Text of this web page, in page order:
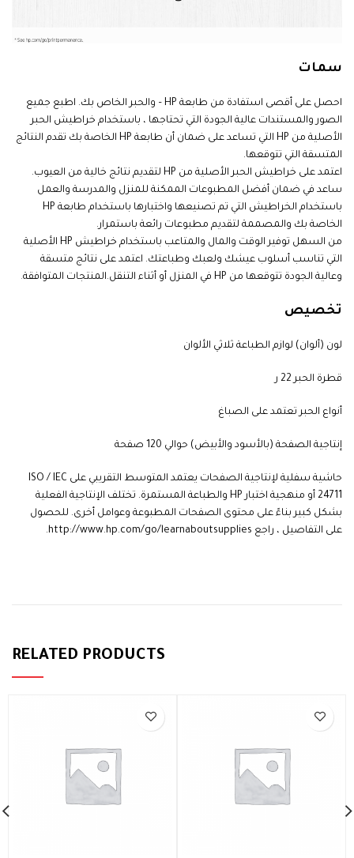
سمات
احصل على أقصى استفادة من طابعة HP – والحبر الخاص بك. اطبع جميع
الصور والمستندات عالية الجودة التي تحتاجها ، باستخدام خراطيش الحبر
الأصلية من HP التي تساعد على ضمان أن طابعة HP الخاصة بك تقدم النتائج
المتسقة التي تتوقعها.
اعتمد على خراطيش الحبر الأصلية من HP لتقديم نتائج خالية من العيوب.
ساعد في ضمان أفضل المطبوعات الممكنة للمنزل والمدرسة والعمل
باستخدام الخراطيش التي تم تصنيعها واختبارها باستخدام طابعة HP
الخاصة بك والمصممة لتقديم مطبوعات رائعة باستمرار.
من السهل توفير الوقت والمال والمتاعب باستخدام خراطيش HP الأصلية
التي تناسب أسلوب عيشك ولعبك وطباعتك. اعتمد على نتائج متسقة
وعالية الجودة تتوقعها من HP في المنزل أو أثناء التنقل.المنتجات المتوافقة
.
تخصيص
لون (ألوان) لوازم الطباعة ثلاثي الألوان
قطرة الحبر 22 ر
أنواع الحبر تعتمد على الصباغ
إنتاجية الصفحة (بالأسود والأبيض) حوالي 120 صفحة
حاشية سفلية لإنتاجية الصفحات يعتمد المتوسط التقريبي على ISO / IEC
24711 أو منهجية اختبار HP والطباعة المستمرة. تختلف الإنتاجية الفعلية
بشكل كبير بناءً على محتوى الصفحات المطبوعة وعوامل أخرى. للحصول
على التفاصيل ، راجع http://www.hp.com/go/learnaboutsupplies.
RELATED PRODUCTS